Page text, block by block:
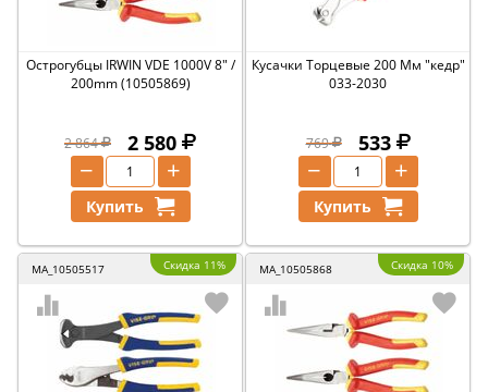
Острогубцы IRWIN VDE 1000V 8" /
200mm (10505869)
2 864 2 580
+
−
Купить
Кусачки Торцевые 200 Мм "кедр"
033-2030
769 533
+
−
Купить
MA_10505517 Скидка 11% MA_10505868 Скидка 10%